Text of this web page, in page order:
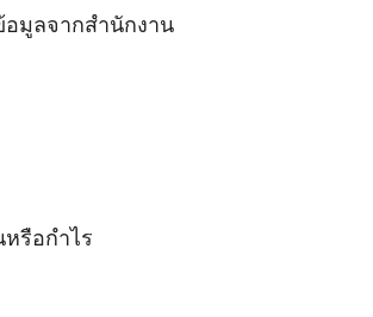
มูลจากสำนักงาน
รือกำไร